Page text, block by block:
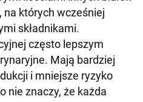
na których wcześniej
składnikami.
często lepszym
Mają bardziej
i mniejsze ryzyko
nie znaczy, że każda